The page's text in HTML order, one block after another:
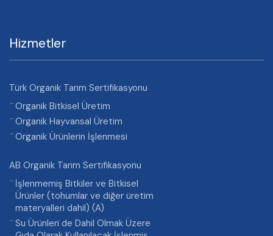
Hizmetler
Türk Organik Tarım Sertifikasyonu
Organik Bitkisel Üretim
Organik Hayvansal Üretim
Organik Ürünlerin İşlenmesi
AB Organik Tarım Sertifikasyonu
İşlenmemiş Bitkiler ve Bitkisel
Ürünler (tohumlar ve diğer üretim
materyalleri dahil) (A)
Su Ürünleri de Dahil Olmak Üzere